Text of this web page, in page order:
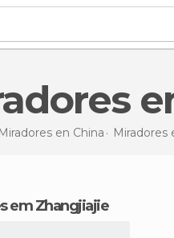
Miradores en China Miradores
em Zhangjiajie